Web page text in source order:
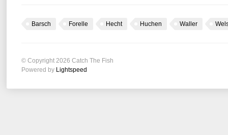
Barsch Forelle Hecht Huchen Waller
© Copyright 2026 Catch The Fish
Powered by Lightspeed